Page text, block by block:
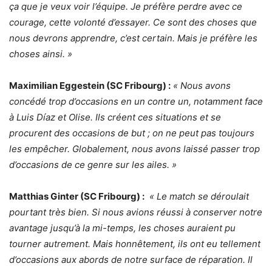
ça que je veux voir l’équipe. Je préfère perdre avec ce
courage, cette volonté d’essayer. Ce sont des choses que
nous devrons apprendre, c’est certain. Mais je préfère les
choses ainsi. »
Maximilian Eggestein (SC Fribourg) : « Nous avons
concédé trop d’occasions en un contre un, notamment face
à Luis Díaz et Olise. Ils créent ces situations et se
procurent des occasions de but ; on ne peut pas toujours
les empêcher. Globalement, nous avons laissé passer trop
d’occasions de ce genre sur les ailes. »
Matthias Ginter (SC Fribourg) : « Le match se déroulait
pourtant très bien. Si nous avions réussi à conserver notre
avantage jusqu’à la mi-temps, les choses auraient pu
tourner autrement. Mais honnêtement, ils ont eu tellement
d’occasions aux abords de notre surface de réparation. Il